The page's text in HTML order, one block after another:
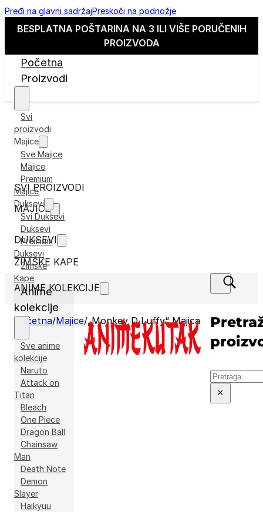
Pređi na glavni sadržajPreskoči na podnožje
BESPLATNA POŠTARINA NA 3 ILI VIŠE PORUČENIH
PROIZVODA
Početna
Proizvodi
Svi
proizvodi
Majice
Sve Majice
Majice
Premium
Majice
Duksevi
Svi Duksevi
Duksevi
Premium
Duksevi
Zimske
Kape
Anime
kolekcije
Sve anime
kolekcije
Naruto
Attack on
Titan
Bleach
One Piece
Dragon Ball
Chainsaw
Man
Death Note
Demon
Slayer
Haikyuu
Pretraga
×
SVI PROIZVODI
MAJICE
DUKSEVI
ZIMSKE KAPE
ANIME KOLEKCIJE
Početna/Majice/„Monkey D Luffy“ Majica